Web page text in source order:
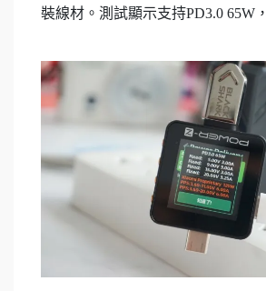
裝線材。測試顯示支持PD3.0 65W